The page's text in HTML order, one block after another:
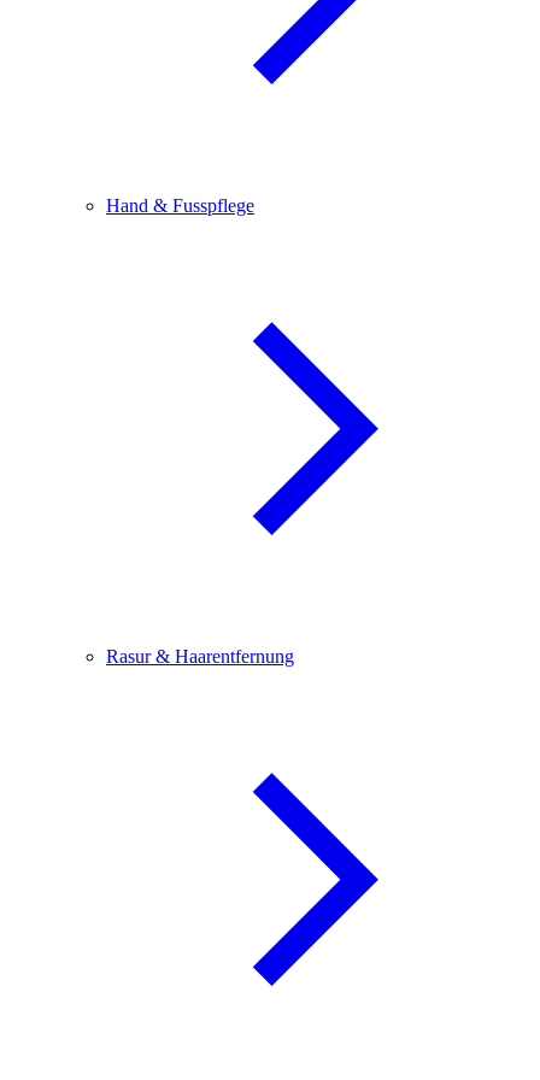
Hand & Fusspflege
Rasur & Haarentfernung